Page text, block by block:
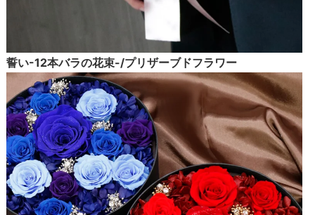
誓い-12本バラの花束-/プリザーブドフラワー